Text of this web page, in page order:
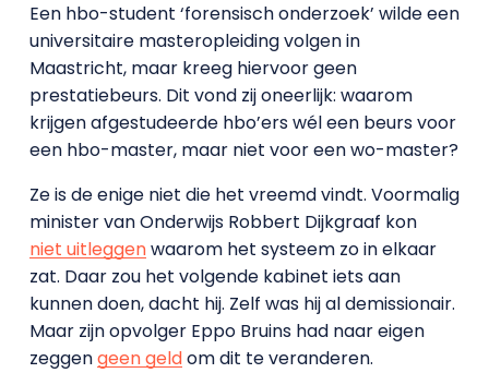
Een hbo-student ‘forensisch onderzoek’ wilde een
universitaire masteropleiding volgen in
Maastricht, maar kreeg hiervoor geen
prestatiebeurs. Dit vond zij oneerlijk: waarom
krijgen afgestudeerde hbo’ers wél een beurs voor
een hbo-master, maar niet voor een wo-master?
Ze is de enige niet die het vreemd vindt. Voormalig
minister van Onderwijs Robbert Dijkgraaf kon
niet uitleggenwaarom het systeem zo in elkaar
zat. Daar zou het volgende kabinet iets aan
kunnen doen, dacht hij. Zelf was hij al demissionair.
Maar zijn opvolger Eppo Bruins had naar eigen
zeggengeen geldom dit te veranderen.